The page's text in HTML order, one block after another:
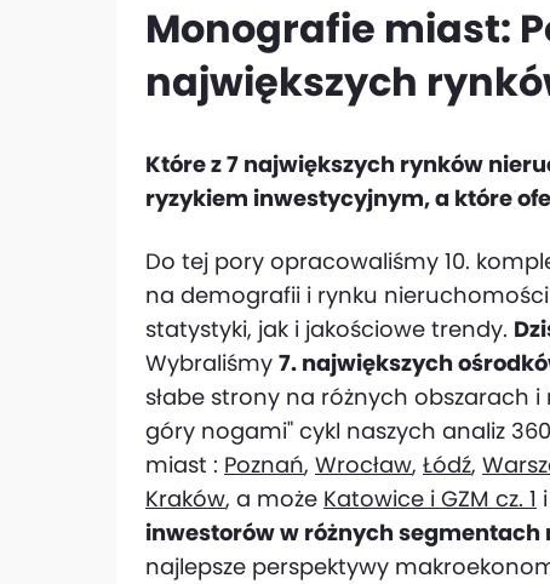
Monografie miast:
największych
Które z 7 największych rynków
ryzykiem inwestycyjnym, a które
Do tej pory opracowaliśmy 10.
na demografii i rynku
statystyki, jak i jakościowe trendy.
Wybraliśmy 7. największych
słabe strony na różnych obszarach
góry nogami" cykl naszych analiz
miast : Poznań, Wrocław, Łódź,
Kraków, a może Katowice i GZM cz. 1 i
inwestorów w różnych segmentach
najlepsze perspektywy